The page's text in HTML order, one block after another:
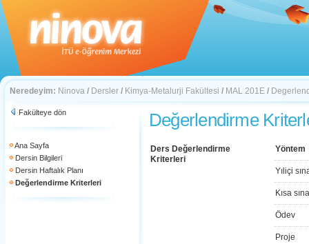
Neredeyim: Ninova / Dersler / Kimya-Metalurji Fakültesi / MAL 201E /
Fakülteye dön
Ana Sayfa
Dersin Bilgileri
Dersin Haftalık Planı
Değerlendirme Kriterleri
Değerlendirme
Ders Değerlendirme
Kriterleri
Yöntem
Yıliçi
Kısa
Ödev
Proje